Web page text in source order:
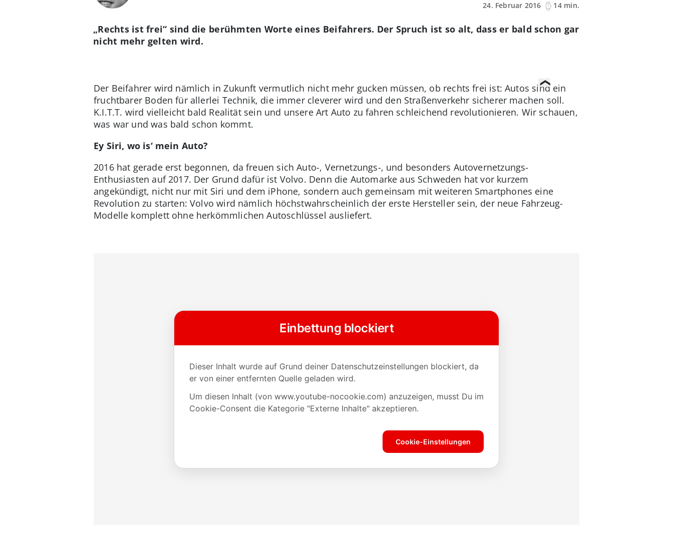
24. Februar 2016
14 min.
„Rechts ist frei“ sind die berühmten Worte eines Beifahrers. Der Spruch ist so alt, dass er bald schon gar
nicht mehr gelten wird.
Der Beifahrer wird nämlich in Zukunft vermutlich nicht mehr gucken müssen, ob rechts frei ist: Autos sind ein
fruchtbarer Boden für allerlei Technik, die immer cleverer wird und den Straßenverkehr sicherer machen soll.
K.I.T.T. wird vielleicht bald Realität sein und unsere Art Auto zu fahren schleichend revolutionieren. Wir schauen,
was war und was bald schon kommt.
Ey Siri, wo is‘ mein Auto?
2016 hat gerade erst begonnen, da freuen sich Auto-, Vernetzungs-, und besonders Autovernetzungs-
Enthusiasten auf 2017. Der Grund dafür ist Volvo. Denn die Automarke aus Schweden hat vor kurzem
angekündigt, nicht nur mit Siri und dem iPhone, sondern auch gemeinsam mit weiteren Smartphones eine
Revolution zu starten: Volvo wird nämlich höchstwahrscheinlich der erste Hersteller sein, der neue Fahrzeug-
Modelle komplett ohne herkömmlichen Autoschlüssel ausliefert.